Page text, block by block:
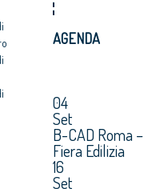
AGENDA
04
Set
B-CAD Roma –
Fiera Edilizia
16
Set